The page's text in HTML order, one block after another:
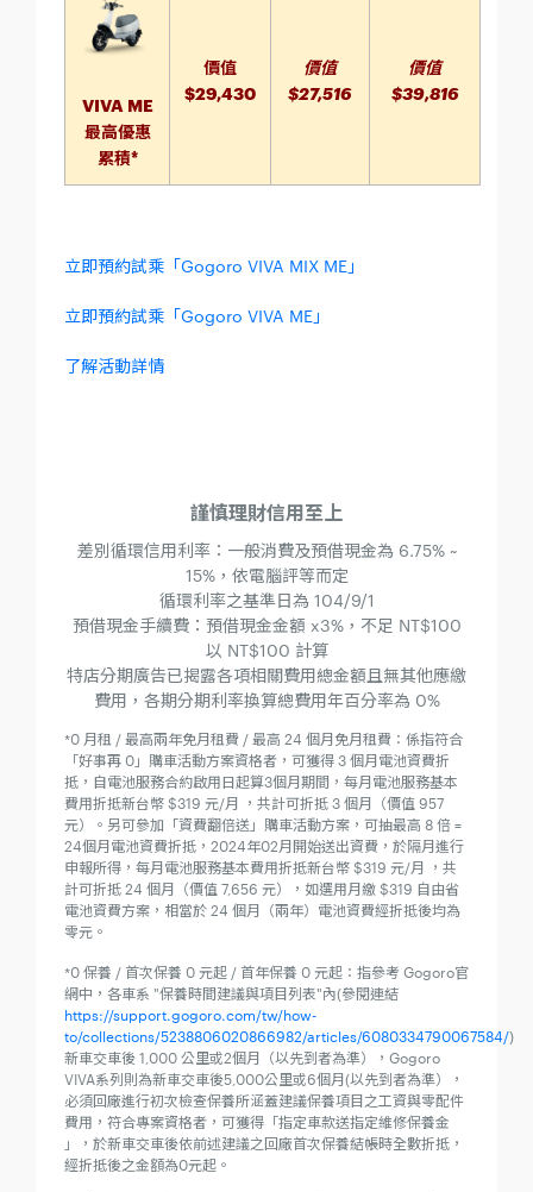
VIVA ME
最高優惠
累積*
價值
$29,430
價值
$27,516
價值
$39,816
立即預約試乘「Gogoro VIVA MIX ME」
立即預約試乘「Gogoro VIVA ME」
了解活動詳情
謹慎理財信用至上
差別循環信用利率：一般消費及預借現金為 6.75% ~
15%，依電腦評等而定
循環利率之基準日為 104/9/1
預借現金手續費：預借現金金額 x3%，不足 NT$100
以 NT$100 計算
特店分期廣告已揭露各項相關費用總金額且無其他應繳
費用，各期分期利率換算總費用年百分率為 0%
*0 月租 / 最高兩年免月租費 / 最高 24 個月免月租費：係指符合
「好事再 0」購車活動方案資格者，可獲得 3 個月電池資費折
抵，自電池服務合約啟用日起算3個月期間，每月電池服務基本
費用折抵新台幣 $319 元/月 ，共計可折抵 3 個月（價值 957
元）。另可參加「資費翻倍送」購車活動方案，可抽最高 8 倍 =
24個月電池資費折抵，2024年02月開始送出資費，於隔月進行
申報所得，每月電池服務基本費用折抵新台幣 $319 元/月 ，共
計可折抵 24 個月（價值 7,656 元），如選用月繳 $319 自由省
電池資費方案，相當於 24 個月（兩年）電池資費經折抵後均為
零元。
*0 保養 / 首次保養 0 元起 / 首年保養 0 元起：指參考 Gogoro官
網中，各車系 "保養時間建議與項目列表"內(參閱連結
https://support.gogoro.com/tw/how-
to/collections/5238806020866982/articles/6080334790067584/)
新車交車後 1,000 公里或2個月（以先到者為準），Gogoro
VIVA系列則為新車交車後5,000公里或6個月(以先到者為準），
必須回廠進行初次檢查保養所涵蓋建議保養項目之工資與零配件
費用，符合專案資格者，可獲得「指定車款送指定維修保養金
」，於新車交車後依前述建議之回廠首次保養結帳時全數折抵，
經折抵後之金額為0元起。